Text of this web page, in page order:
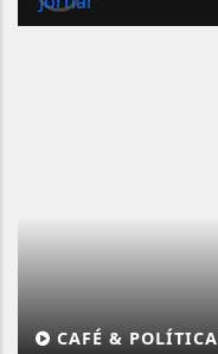
CAFÉ & POLÍTICA